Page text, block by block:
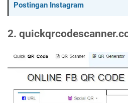
Postingan Instagram
2.